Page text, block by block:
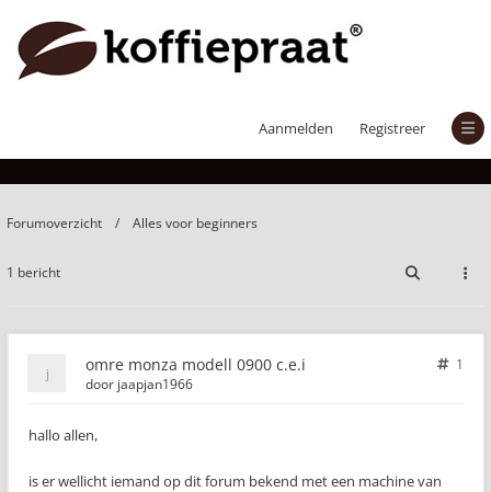
Aanmelden Registreer
omre monza modell 0900 c.e.i
Forumoverzicht Alles voor beginners
1 bericht
omre monza modell 0900 c.e.i
1
door jaapjan1966
hallo allen,
is er wellicht iemand op dit forum bekend met een machine van